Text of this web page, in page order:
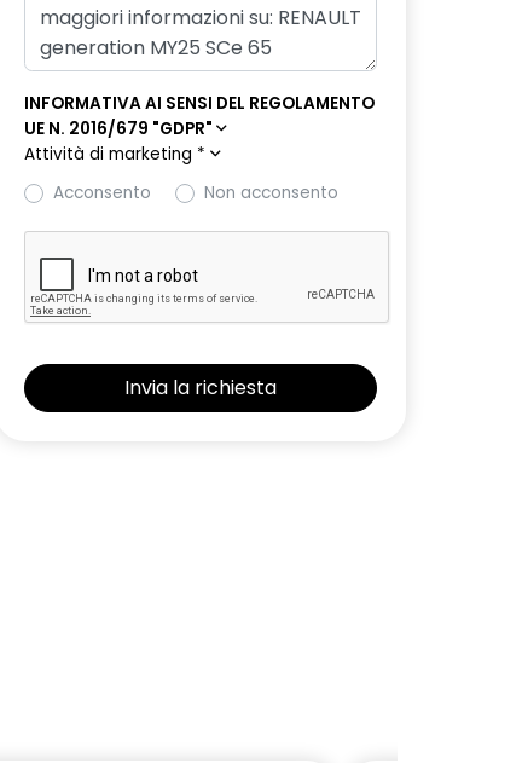
INFORMATIVA AI SENSI DEL REGOLAMENTO
UE N. 2016/679 "GDPR"
Attività di marketing *
Acconsento
Non acconsento